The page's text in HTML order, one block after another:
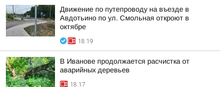
Движение по путепроводу на въезде в
Авдотьино по ул. Смольная откроют в
октябре
18:19
В Иванове продолжается расчистка от
аварийных деревьев
18:17